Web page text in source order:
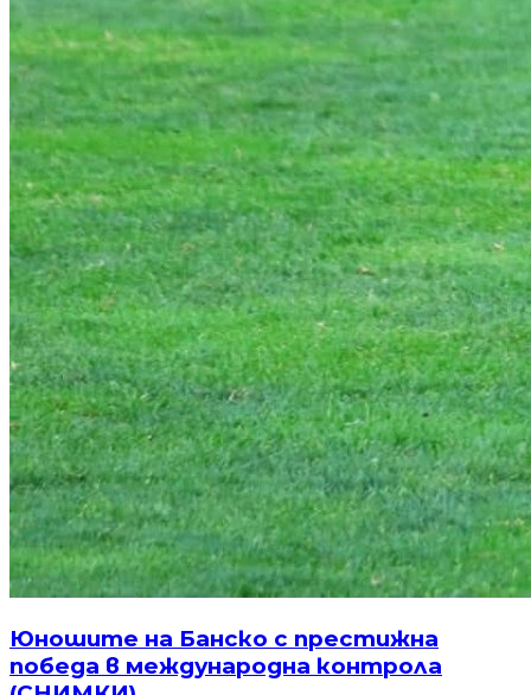
Юношите на Банско с престижна
победа в международна контрола